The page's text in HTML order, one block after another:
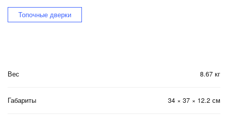
Топочные дверки
Вес 8.67 кг
Габариты 34 × 37 × 12.2 см